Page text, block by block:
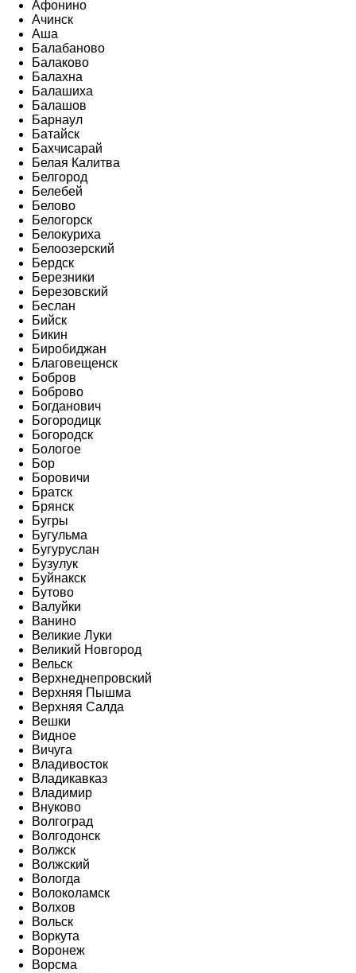
Афонино
Ачинск
Аша
Балабаново
Балаково
Балахна
Балашиха
Балашов
Барнаул
Батайск
Бахчисарай
Белая Калитва
Белгород
Белебей
Белово
Белогорск
Белокуриха
Белоозерский
Бердск
Березники
Березовский
Беслан
Бийск
Бикин
Биробиджан
Благовещенск
Бобров
Боброво
Богданович
Богородицк
Богородск
Бологое
Бор
Боровичи
Братск
Брянск
Бугры
Бугульма
Бугуруслан
Бузулук
Буйнакск
Бутово
Валуйки
Ванино
Великие Луки
Великий Новгород
Вельск
Верхнеднепровский
Верхняя Пышма
Верхняя Салда
Вешки
Видное
Вичуга
Владивосток
Владикавказ
Владимир
Внуково
Волгоград
Волгодонск
Волжск
Волжский
Вологда
Волоколамск
Волхов
Вольск
Воркута
Воронеж
Ворсма